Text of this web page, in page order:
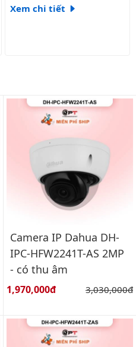
Xem chi tiết
Camera IP Dahua DH-
IPC-HFW2241T-AS 2MP
- có thu âm
Giá bán:
1,970,000đ Giá gốc:
3,030,000đ